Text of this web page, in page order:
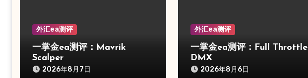
外汇ea测评
一掌金ea测评：Mavrik
Scalper
2026年8月7日
外汇ea测评
一掌金ea测评：Full Throttle
DMX
2026年8月6日